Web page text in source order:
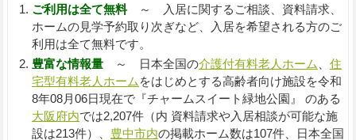
ご利用は全て無料～ 入居に関するご相談、資料請求、
ホームの見学予約取り次ぎなど、入居を希望される方のご
利用は全て無料です。
豊富な情報量～ 日本全国の介護付有料老人ホーム
住
宅型有料老人ホーム をはじめとする高齢者向け施設を令和
8年08月06日現在で『チャームスイート緑地公園』 のある
大阪府内では2,207件（内 資料請求や入居相談が可能な施
設は213件）、 豊中市内の掲載ホーム数は107件、日本全国